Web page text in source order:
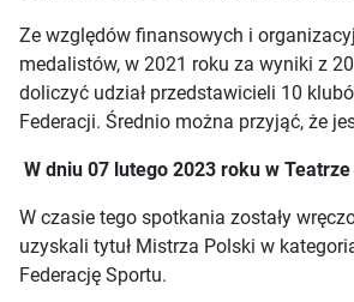
Ze względów finansowych i
medalistów, w 2021 roku za wyniki z
doliczyć udział przedstawicieli 10
Federacji. Średnio można przyjąć, że
W dniu 07 lutego 2023 roku w
W czasie tego spotkania zostały
uzyskali tytuł Mistrza Polski w
Federację Sportu.